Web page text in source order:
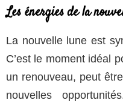
Les énergies de la
La nouvelle lune est
C’est le moment idéal
un renouveau, peut
nouvelles